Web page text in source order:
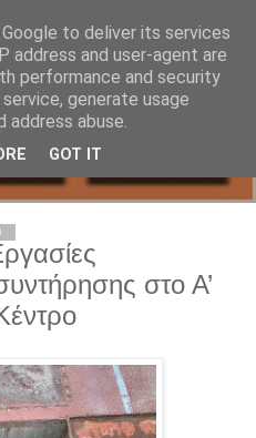
στο Α’
to deliver its services
address and user-agent are
performance and security
generate usage
abuse.
GOT IT